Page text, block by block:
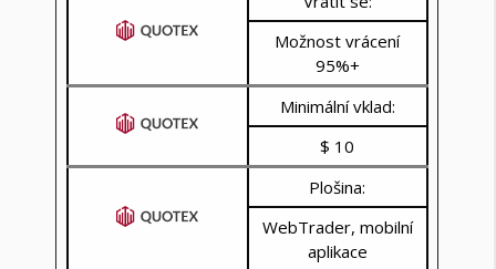
Možnost vrácení
95%+
Minimální vklad:
$ 10
Plošina:
WebTrader, mobilní
aplikace